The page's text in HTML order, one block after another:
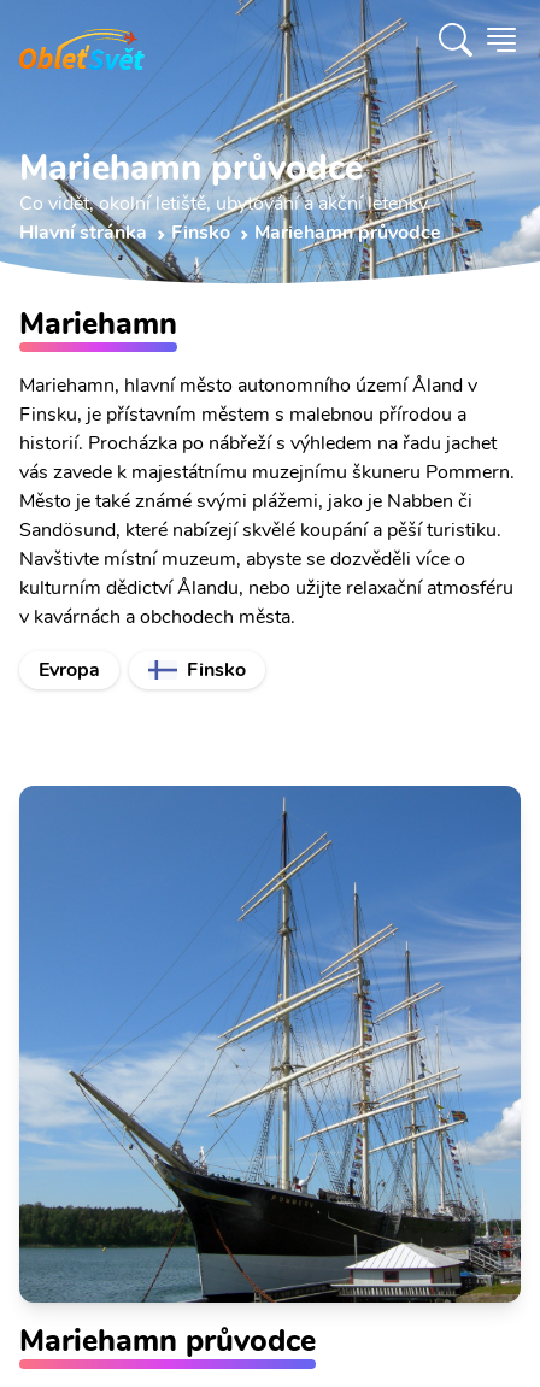
Mariehamn průvodce
Co vidět, okolní letiště, ubytování a akční letenky.
Hlavní stránka
Finsko Mariehamn průvodce
Mariehamn
Mariehamn, hlavní město autonomního území Åland v
Finsku, je přístavním městem s malebnou přírodou a
historií. Procházka po nábřeží s výhledem na řadu jachet
vás zavede k majestátnímu muzejnímu škuneru Pommern.
Město je také známé svými plážemi, jako je Nabben či
Sandösund, které nabízejí skvělé koupání a pěší turistiku.
Navštivte místní muzeum, abyste se dozvěděli více o
kulturním dědictví Ålandu, nebo užijte relaxační atmosféru
v kavárnách a obchodech města.
Evropa
Finsko
Mariehamn průvodce